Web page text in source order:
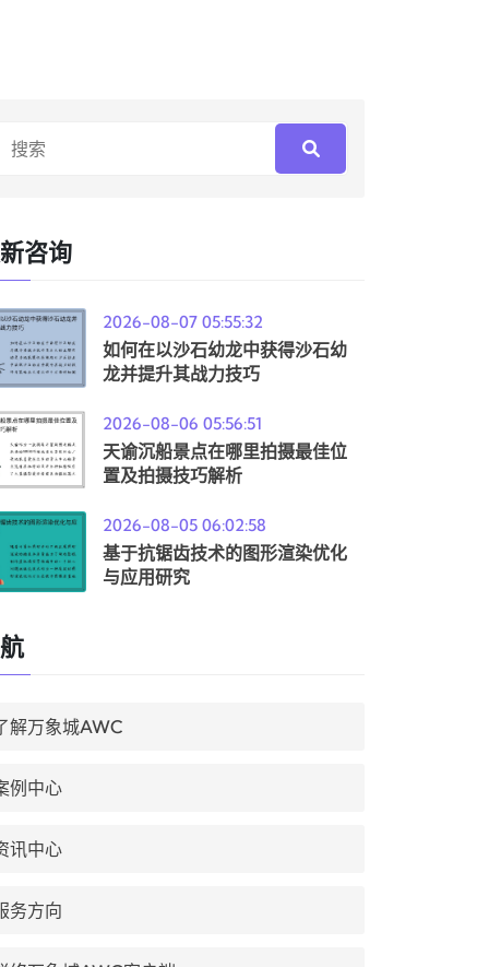
咨询
2026-08-07 05:55:32
如何在以沙石幼龙中获得沙石幼
龙并提升其战力技巧
2026-08-06 05:56:51
天谕沉船景点在哪里拍摄最佳位
置及拍摄技巧解析
2026-08-05 06:02:58
基于抗锯齿技术的图形渲染优化
与应用研究
解万象城AWC
例中心
讯中心
务方向